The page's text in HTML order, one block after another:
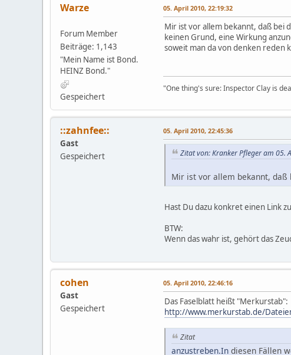
Warze
Forum Member
Beiträge: 1,143
"Mein Name ist Bond.
HEINZ Bond."
Gespeichert
05. April 2010, 22:19:32
Mir ist vor allem bekannt, daß bei
keinen Grund, eine Wirkung
soweit man da von denken reden
"One thing's sure: Inspector Clay is
::zahnfee::
Gast
Gespeichert
05. April 2010, 22:45:36
Zitat von: Kranker Pfleger am 05.
Mir ist vor allem bekannt,
Hast Du dazu konkret einen Link
BTW:
Wenn das wahr ist, gehört das
cohen
Gast
Gespeichert
05. April 2010, 22:46:16
Das Faselblatt heißt "Merkurstab":
http://www.merkurstab.de/
Zitat
anzustreben.In diesen Fällen